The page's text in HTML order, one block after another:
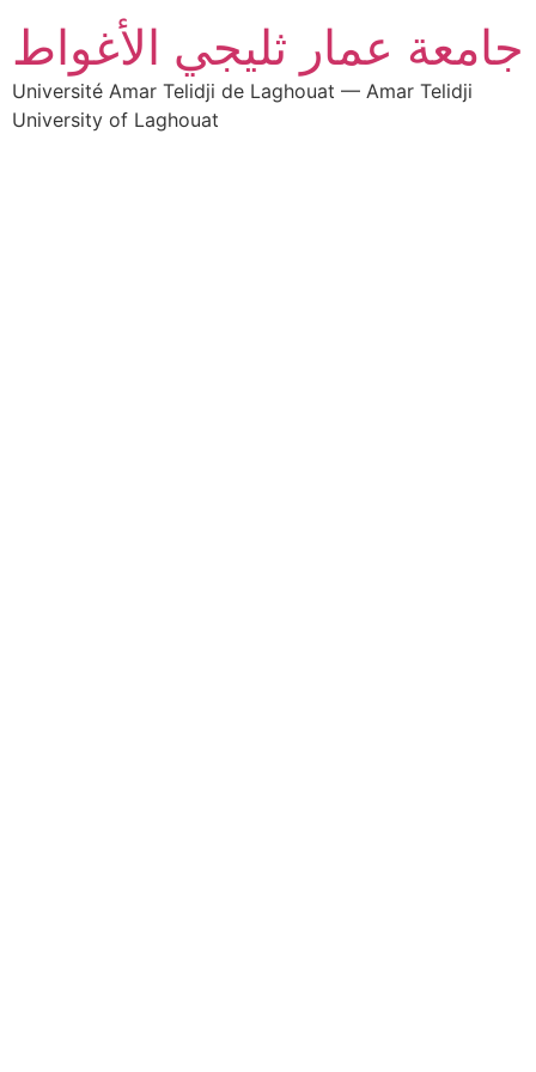
جامعة عمار ثليجي الأغواط
Université Amar Telidji de Laghouat — Amar Telidji
University of Laghouat